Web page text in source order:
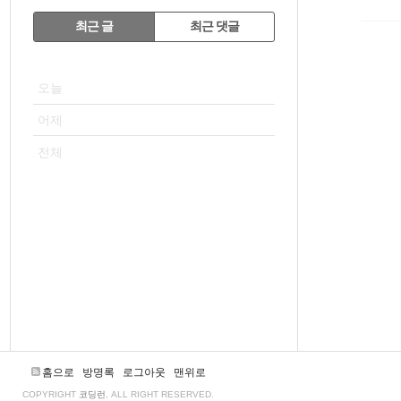
RECENTLY
최근 글 최근 댓글
오늘
어제
전체
홈으로 방명록 로그아웃 맨위로
COPYRIGHT 코딩런 , ALL RIGHT RESERVED.